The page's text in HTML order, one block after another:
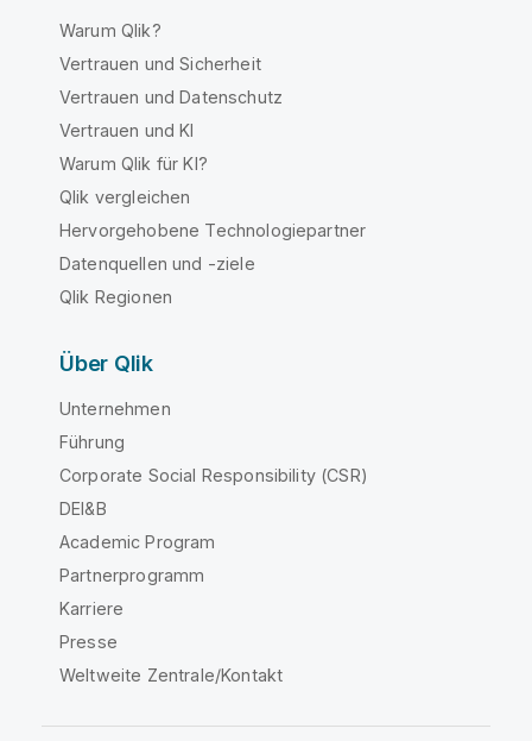
Warum Qlik?
Vertrauen und Sicherheit
Vertrauen und Datenschutz
Vertrauen und KI
Warum Qlik für KI?
Qlik vergleichen
Hervorgehobene Technologiepartner
Datenquellen und -ziele
Qlik Regionen
Über Qlik
Unternehmen
Führung
Corporate Social Responsibility (CSR)
DEI&B
Academic Program
Partnerprogramm
Karriere
Presse
Weltweite Zentrale/Kontakt